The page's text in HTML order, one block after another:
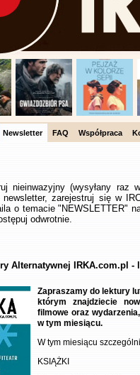
Newsletter FAQ Współpraca
nieinwazyjny (wysyłany raz
zarejestruj się w
o temacie "NEWSLETTER"
odwrotnie.
Alternatywnej IRKA.com.pl -
Zapraszamy do lektury
którym znajdziecie
filmowe oraz
w tym miesiącu.
W tym miesiącu
KSIĄŻKI